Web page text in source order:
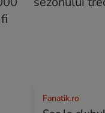
Fanatik.ro